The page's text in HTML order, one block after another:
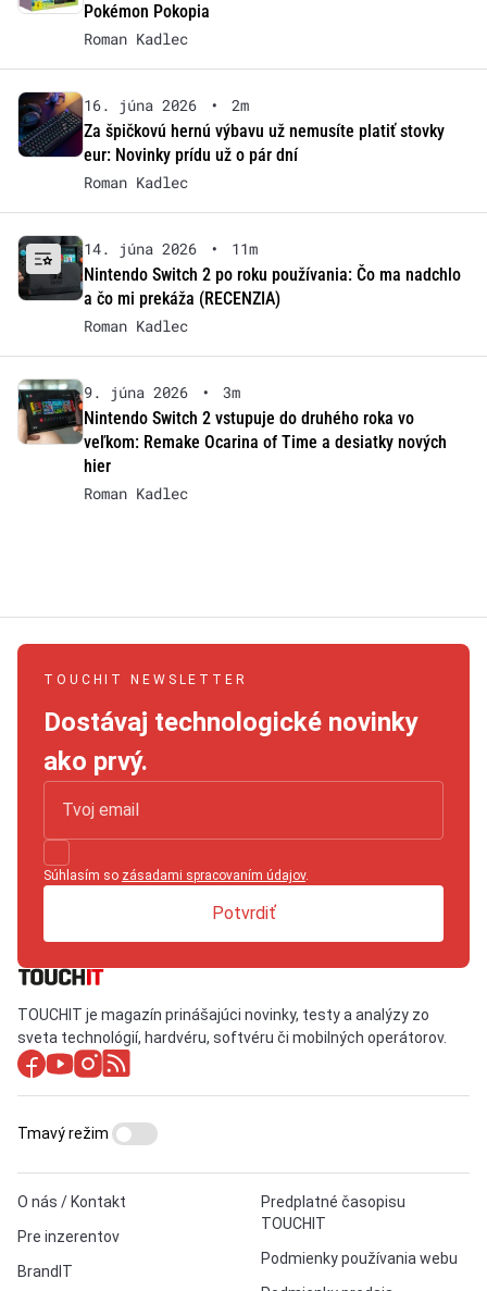
Pokémon Pokopia
Roman Kadlec
16. júna 2026 •
2m
Za špičkovú hernú výbavu už nemusíte platiť stovky
eur: Novinky prídu už o pár dní
Roman Kadlec
14. júna 2026 •
11m
Nintendo Switch 2 po roku používania: Čo ma nadchlo
a čo mi prekáža (RECENZIA)
Roman Kadlec
9. júna 2026 •
3m
Nintendo Switch 2 vstupuje do druhého roka vo
veľkom: Remake Ocarina of Time a desiatky nových
hier
Roman Kadlec
TOUCHIT NEWSLETTER
Dostávaj technologické novinky
ako prvý.
Súhlasím so zásadami spracovaním údajov.
Potvrdiť
TOUCHIT je magazín prinášajúci novinky, testy a analýzy zo
sveta technológií, hardvéru, softvéru či mobilných operátorov.
O nás / Kontakt
Pre inzerentov
BrandIT
Predplatné časopisu
TOUCHIT
Podmienky používania webu
Tmavý režim